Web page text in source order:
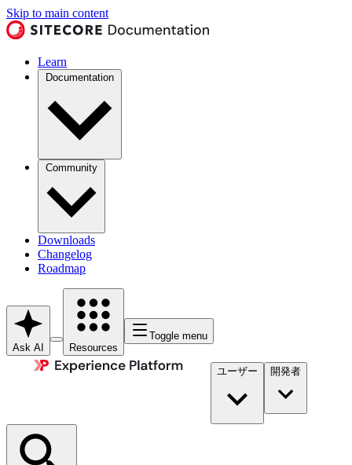
Skip to main content
Learn
Documentation
Community
Downloads
Changelog
Roadmap
Ask AI Resources
Toggle menu
ユーザー 開発者​